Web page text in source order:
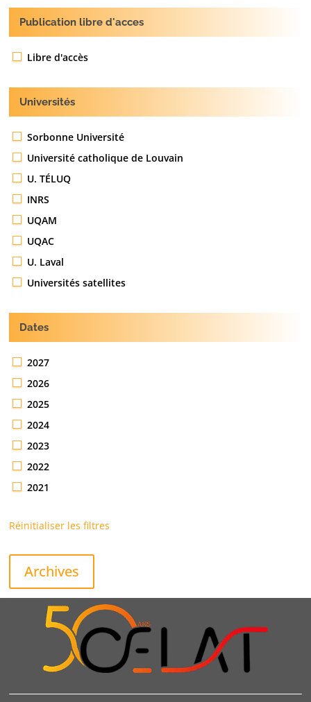
Publication libre d'acces
Libre d'accès
Universités
Sorbonne Université
Université catholique de Louvain
U. TÉLUQ
INRS
UQAM
UQAC
U. Laval
Universités satellites
Dates
2027
2026
2025
2024
2023
2022
2021
Réinitialiser les filtres
Archives